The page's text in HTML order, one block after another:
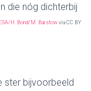
die nóg dichterbij
H. Bond/M. Barstowvia CC BY
ster bijvoorbeeld